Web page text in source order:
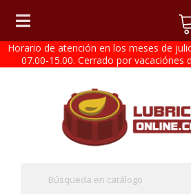
Horario de atención en los meses de
07.00-15.00. Cerrado por vacaciónes